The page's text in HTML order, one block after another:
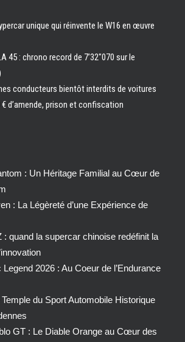
unique qui réinvente le W16 en œuvre
45 : chrono record de 7’32″070 sur le
conducteurs bientôt interdits de voitures
d’amende, prison et confiscation
: Un Héritage Familial au Cœur de
: La Légèreté d’une Expérience de
: quand la supercar chinoise redéfinit la
2026 : Au Coeur de l’Endurance
du Sport Automobile Historique
GT : Le Diable Orange au Cœur des